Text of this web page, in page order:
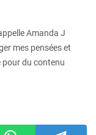
Amanda J
mes pensées et
pour du contenu